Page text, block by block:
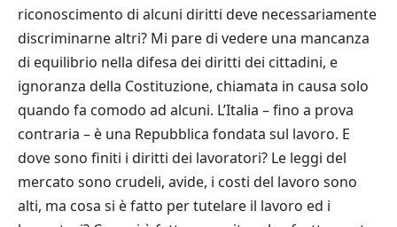
riconoscimento di alcuni diritti deve necessariamente
discriminarne altri? Mi pare di vedere una mancanza
di equilibrio nella difesa dei diritti dei cittadini, e
ignoranza della Costituzione, chiamata in causa solo
quando fa comodo ad alcuni. L’Italia – fino a prova
contraria – è una Repubblica fondata sul lavoro. E
dove sono finiti i diritti dei lavoratori? Le leggi del
mercato sono crudeli, avide, i costi del lavoro sono
alti, ma cosa si è fatto per tutelare il lavoro ed i